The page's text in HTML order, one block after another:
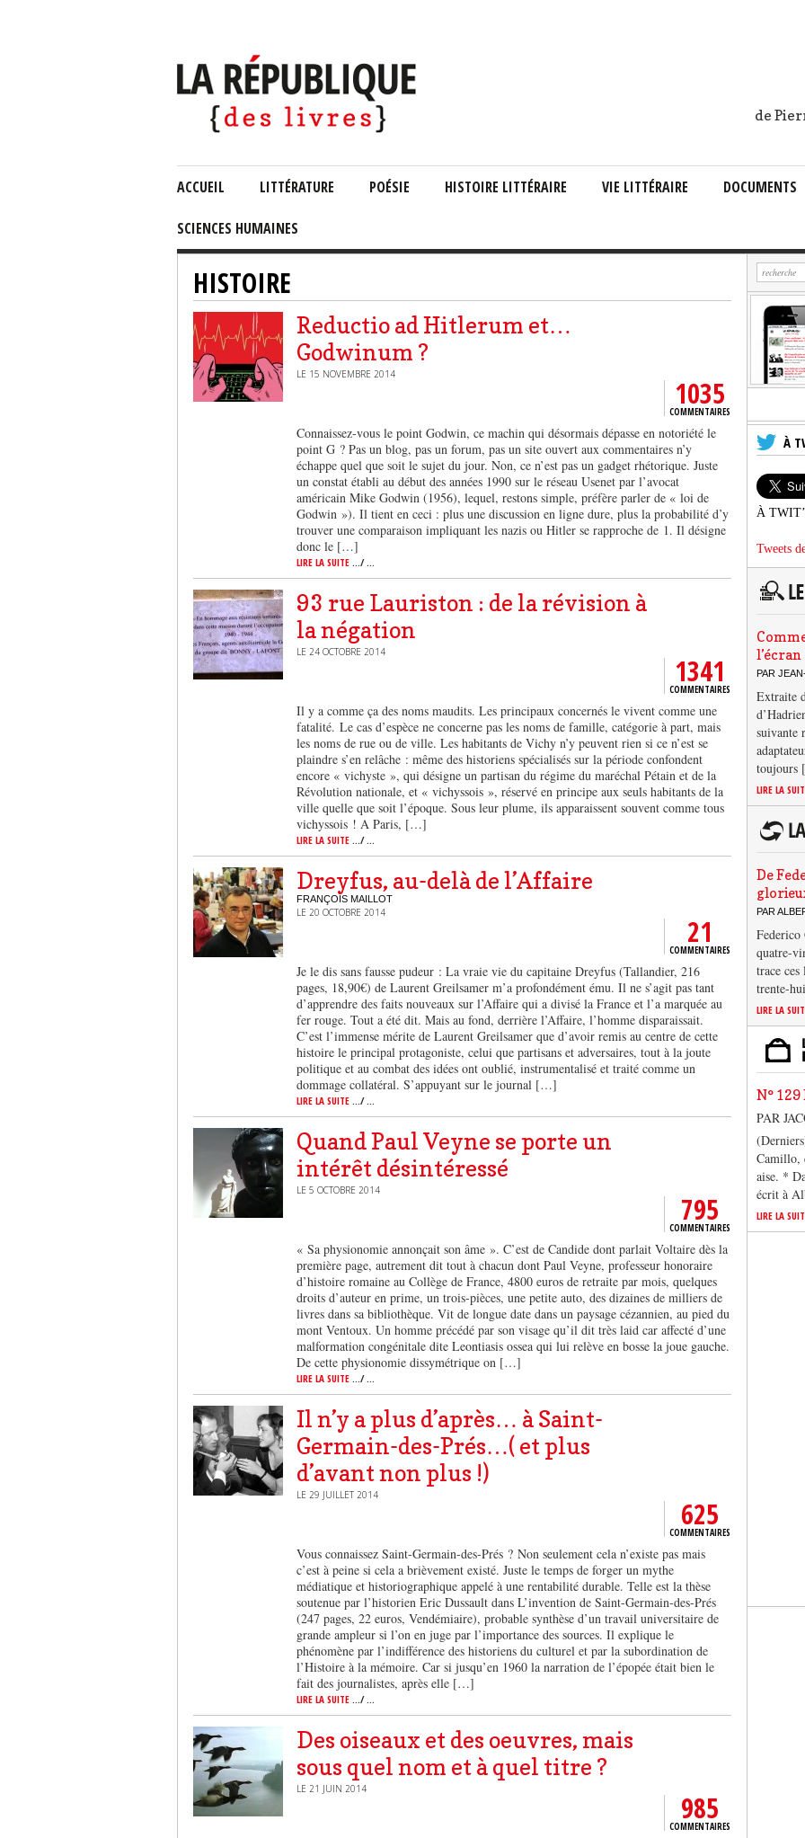
de
ACCUEIL LITTÉRATURE POÉSIE HISTOIRE LITTÉRAIRE VIE LITTÉRAIRE DOCUMENTS
SCIENCES HUMAINES
HISTOIRE
Reductio ad Hitlerum et…
Godwinum ?
LE 15 NOVEMBRE 2014
1035
COMMENTAIRES
Connaissez-vous le point Godwin, ce machin qui désormais dépasse en notoriété le
point G ? Pas un blog, pas un forum, pas un site ouvert aux commentaires n’y
échappe quel que soit le sujet du jour. Non, ce n’est pas un gadget rhétorique. Juste
un constat établi au début des années 1990 sur le réseau Usenet par l’avocat
américain Mike Godwin (1956), lequel, restons simple, préfère parler de « loi de
Godwin »). Il tient en ceci : plus une discussion en ligne dure, plus la probabilité d’y
trouver une comparaison impliquant les nazis ou Hitler se rapproche de 1. Il désigne
donc le […]
LIRE LA SUITE .../ ...
93 rue Lauriston : de la révision à
la négation
LE 24 OCTOBRE 2014
1341
COMMENTAIRES
Il y a comme ça des noms maudits. Les principaux concernés le vivent comme une
fatalité. Le cas d’espèce ne concerne pas les noms de famille, catégorie à part, mais
les noms de rue ou de ville. Les habitants de Vichy n’y peuvent rien si ce n’est se
plaindre s’en relâche : même des historiens spécialisés sur la période confondent
encore « vichyste », qui désigne un partisan du régime du maréchal Pétain et de la
Révolution nationale, et « vichyssois », réservé en principe aux seuls habitants de la
ville quelle que soit l’époque. Sous leur plume, ils apparaissent souvent comme tous
vichyssois ! A Paris, […]
LIRE LA SUITE .../ ...
Dreyfus, au-delà de l’Affaire
FRANÇOIS MAILLOT
LE 20 OCTOBRE 2014
21
COMMENTAIRES
Je le dis sans fausse pudeur : La vraie vie du capitaine Dreyfus (Tallandier, 216
pages, 18,90€) de Laurent Greilsamer m’a profondément ému. Il ne s’agit pas tant
d’apprendre des faits nouveaux sur l’Affaire qui a divisé la France et l’a marquée au
fer rouge. Tout a été dit. Mais au fond, derrière l’Affaire, l’homme disparaissait.
C’est l’immense mérite de Laurent Greilsamer que d’avoir remis au centre de cette
histoire le principal protagoniste, celui que partisans et adversaires, tout à la joute
politique et au combat des idées ont oublié, instrumentalisé et traité comme un
dommage collatéral. S’appuyant sur le journal […]
LIRE LA SUITE .../ ...
Quand Paul Veyne se porte un
intérêt désintéressé
LE 5 OCTOBRE 2014
795
COMMENTAIRES
« Sa physionomie annonçait son âme ». C’est de Candide dont parlait Voltaire dès la
première page, autrement dit tout à chacun dont Paul Veyne, professeur honoraire
d’histoire romaine au Collège de France, 4800 euros de retraite par mois, quelques
droits d’auteur en prime, un trois-pièces, une petite auto, des dizaines de milliers de
livres dans sa bibliothèque. Vit de longue date dans un paysage cézannien, au pied du
mont Ventoux. Un homme précédé par son visage qu’il dit très laid car affecté d’une
malformation congénitale dite Leontiasis ossea qui lui relève en bosse la joue gauche.
De cette physionomie dissymétrique on […]
LIRE LA SUITE .../ ...
Il n’y a plus d’après… à Saint-
Germain-des-Prés…( et plus
d’avant non plus !)
LE 29 JUILLET 2014
625
COMMENTAIRES
Vous connaissez Saint-Germain-des-Prés ? Non seulement cela n’existe pas mais
c’est à peine si cela a brièvement existé. Juste le temps de forger un mythe
médiatique et historiographique appelé à une rentabilité durable. Telle est la thèse
soutenue par l’historien Eric Dussault dans L’invention de Saint-Germain-des-Prés
(247 pages, 22 euros, Vendémiaire), probable synthèse d’un travail universitaire de
grande ampleur si l’on en juge par l’importance des sources. Il explique le
phénomène par l’indifférence des historiens du culturel et par la subordination de
l’Histoire à la mémoire. Car si jusqu’en 1960 la narration de l’épopée était bien le
fait des journalistes, après elle […]
LIRE LA SUITE .../ ...
Des oiseaux et des oeuvres, mais
sous quel nom et à quel titre ?
LE 21 JUIN 2014
985
COMMENTAIRES
À
À
Tweets
l’écran
PAR
Extraite
suivante
LIRE LA
De
PAR
quatre-
trace
trente-
LIRE LA
N°
PAR
Camillo,
aise. *
écrit à
LIRE LA